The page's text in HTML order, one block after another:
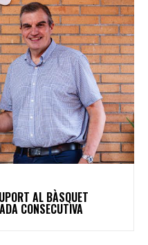
AL BÀSQUET
CONSECUTIVA